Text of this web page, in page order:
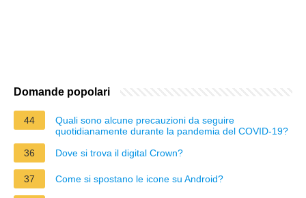
Domande popolari
44
Quali sono alcune precauzioni da seguire
quotidianamente durante la pandemia del COVID-19?
36
Dove si trova il digital Crown?
37 Come si spostano le icone su Android?